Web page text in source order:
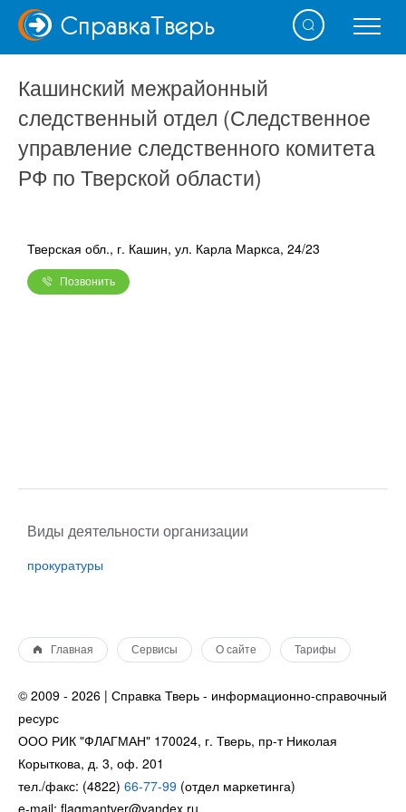
СправкаТверь
Кашинский межрайонный
следственный отдел (Следственное
управление следственного комитета
РФ по Тверской области)
Тверская обл., г. Кашин, ул. Карла Маркса, 24/23
Позвонить
Виды деятельности организации
прокуратуры
Главная Сервисы О сайте Тарифы
© 2009 - 2026 | Справка Тверь - информационно-справочный
ресурс
ООО РИК "ФЛАГМАН" 170024, г. Тверь, пр-т Николая
Корыткова, д. 3, оф. 201
тел./факс: (4822) 66-77-99 (отдел маркетинга)
e-mail: flagmantver@yandex.ru